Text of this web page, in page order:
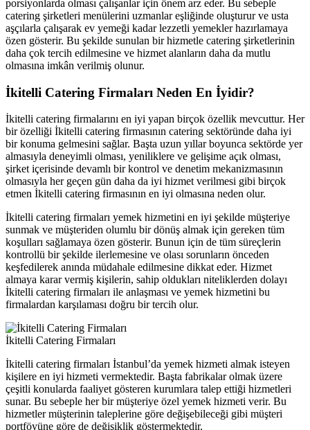
porsiyonlarda olması çalışanlar için önem arz eder. Bu sebeple
catering şirketleri menülerini uzmanlar eşliğinde oluşturur ve usta
aşçılarla çalışarak ev yemeği kadar lezzetli yemekler hazırlamaya
özen gösterir. Bu şekilde sunulan bir hizmetle catering şirketlerinin
daha çok tercih edilmesine ve hizmet alanların daha da mutlu
olmasına imkân verilmiş olunur.
İkitelli Catering Firmaları Neden En İyidir?
İkitelli catering firmalarını en iyi yapan birçok özellik mevcuttur. Her
bir özelliği İkitelli catering firmasının catering sektöründe daha iyi
bir konuma gelmesini sağlar. Başta uzun yıllar boyunca sektörde yer
almasıyla deneyimli olması, yeniliklere ve gelişime açık olması,
şirket içerisinde devamlı bir kontrol ve denetim mekanizmasının
olmasıyla her geçen gün daha da iyi hizmet verilmesi gibi birçok
etmen İkitelli catering firmasının en iyi olmasına neden olur.
İkitelli catering firmaları yemek hizmetini en iyi şekilde müşteriye
sunmak ve müşteriden olumlu bir dönüş almak için gereken tüm
koşulları sağlamaya özen gösterir. Bunun için de tüm süreçlerin
kontrollü bir şekilde ilerlemesine ve olası sorunların önceden
keşfedilerek anında müdahale edilmesine dikkat eder. Hizmet
almaya karar vermiş kişilerin, sahip oldukları niteliklerden dolayı
İkitelli catering firmaları ile anlaşması ve yemek hizmetini bu
firmalardan karşılaması doğru bir tercih olur.
İkitelli Catering Firmaları
İkitelli catering firmaları İstanbul’da yemek hizmeti almak isteyen
kişilere en iyi hizmeti vermektedir. Başta fabrikalar olmak üzere
çeşitli konularda faaliyet gösteren kurumlara talep ettiği hizmetleri
sunar. Bu sebeple her bir müşteriye özel yemek hizmeti verir. Bu
hizmetler müşterinin taleplerine göre değişebileceği gibi müşteri
portföyüne göre de değişiklik göstermektedir.